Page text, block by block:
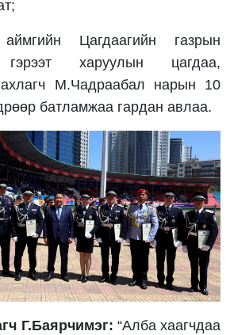
Цагдаагийн газрын
гэрээт харуулын цагдаа,
ахлагч М.Чадраабал нарын 10
батламжаа гардан авлаа.
Г.Баярчимэг: “Алба хаагчдаа